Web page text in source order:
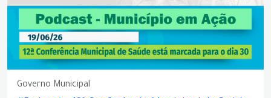
Governo Municipal